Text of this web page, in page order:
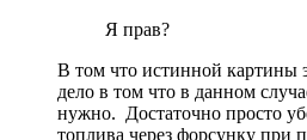
Я прав?
В том что истинной картины
дело в том что в данном
нужно. Достаточно просто
топлива через форсунку при